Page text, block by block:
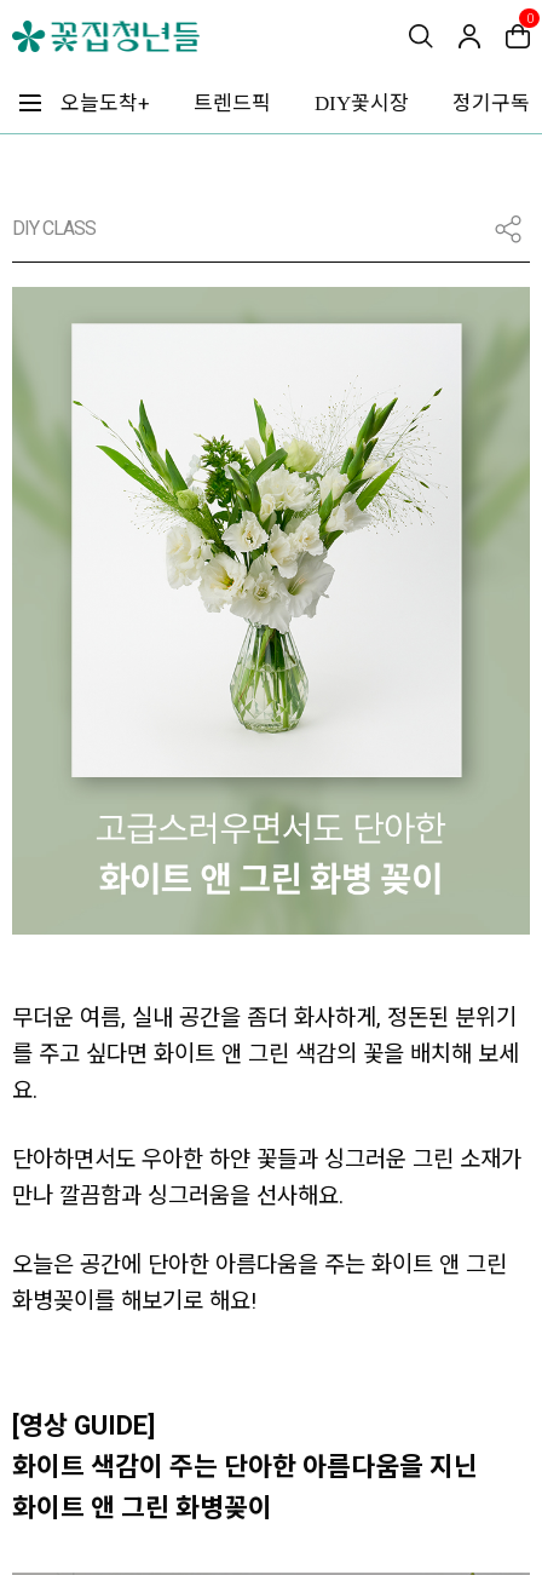
0
오늘도착+ 트렌드픽 DIY꽃시장 정기구독
DIY CLASS
무더운 여름, 실내 공간을 좀더 화사하게, 정돈된 분위기
를 주고 싶다면 화이트 앤 그린 색감의 꽃을 배치해 보세
요.
단아하면서도 우아한 하얀 꽃들과 싱그러운 그린 소재가
만나 깔끔함과 싱그러움을 선사해요.
오늘은 공간에 단아한 아름다움을 주는 화이트 앤 그린
화병꽂이를 해보기로 해요!
[영상 GUIDE]
화이트 색감이 주는 단아한 아름다움을 지닌
화이트 앤 그린 화병꽂이